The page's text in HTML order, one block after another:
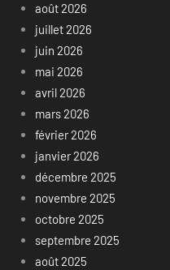
août 2026
juillet 2026
juin 2026
mai 2026
avril 2026
mars 2026
février 2026
janvier 2026
décembre 2025
novembre 2025
octobre 2025
septembre 2025
août 2025